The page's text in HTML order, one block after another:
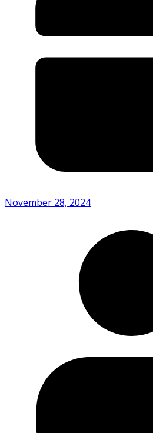
November 28, 2024